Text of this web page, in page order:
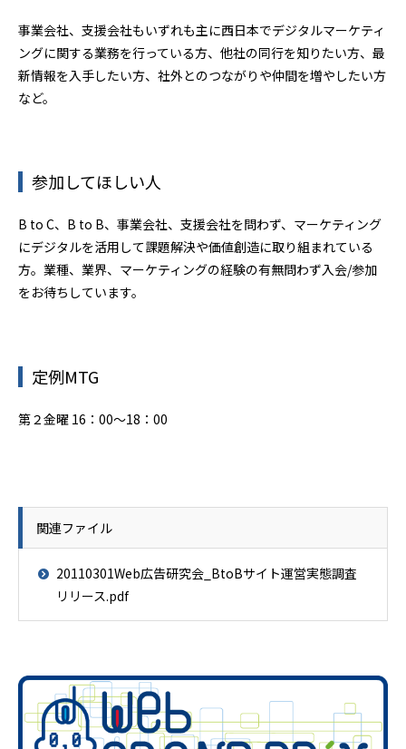
事業会社、支援会社もいずれも主に西日本でデジタルマーケティ
ングに関する業務を行っている方、他社の同行を知りたい方、最
新情報を入手したい方、社外とのつながりや仲間を増やしたい方
など。
参加してほしい人
B to C、B to B、事業会社、支援会社を問わず、マーケティング
にデジタルを活用して課題解決や価値創造に取り組まれている
方。業種、業界、マーケティングの経験の有無問わず入会/参加
をお待ちしています。
定例MTG
第２金曜 16：00～18：00
関連ファイル
20110301Web広告研究会_BtoBサイト運営実態調査
リリース.pdf